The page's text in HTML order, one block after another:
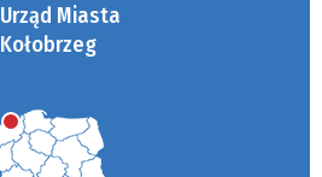
Urząd Miasta
Kołobrzeg